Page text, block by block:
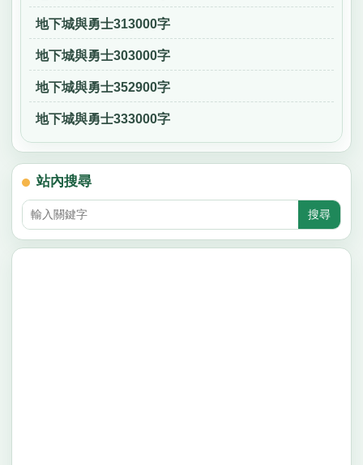
地下城與勇士313000字
地下城與勇士303000字
地下城與勇士352900字
地下城與勇士333000字
站內搜尋